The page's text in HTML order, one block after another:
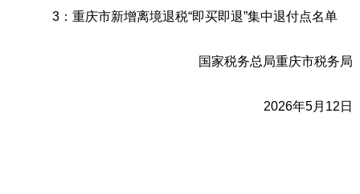
3：重庆市新增离境退税“即买即退”集中退付点名单
国家税务总局重庆市税务局
2026年5月12日